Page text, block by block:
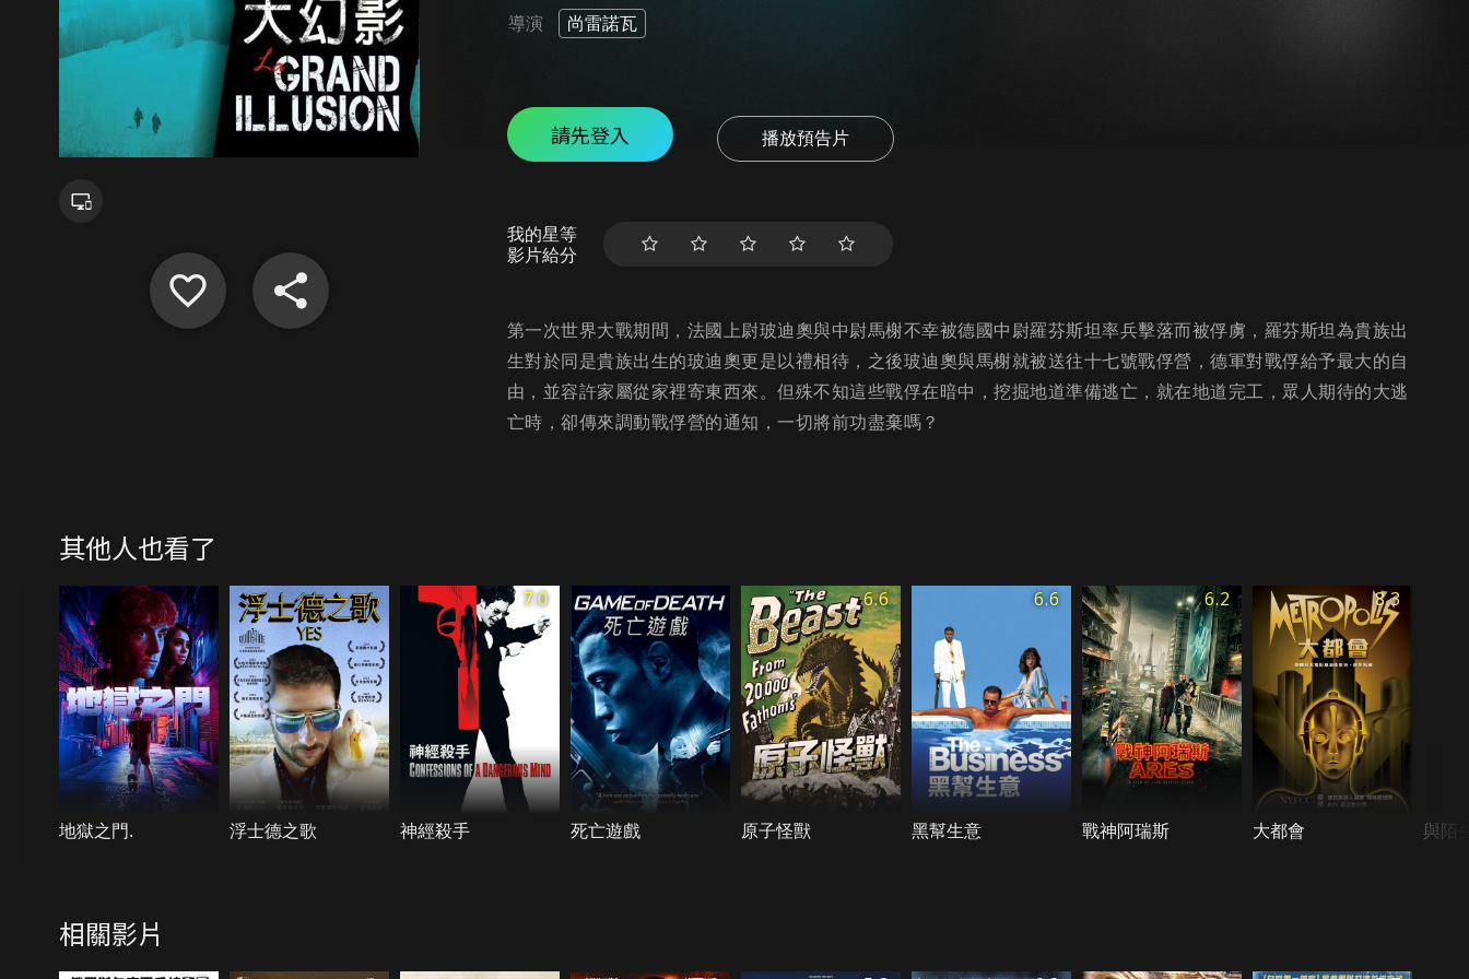
導演 尚雷諾瓦
請先登入 播放預告片
我的星等
影片給分
第一次世界大戰期間，法國上尉玻迪奧與中尉馬榭不幸被德國中尉羅芬斯坦率兵擊落而被俘虜，羅芬斯坦為貴族出
生對於同是貴族出生的玻迪奧更是以禮相待，之後玻迪奧與馬榭就被送往十七號戰俘營，德軍對戰俘給予最大的自
由，並容許家屬從家裡寄東西來。但殊不知這些戰俘在暗中，挖掘地道準備逃亡，就在地道完工，眾人期待的大逃
亡時，卻傳來調動戰俘營的通知，一切將前功盡棄嗎？
其他人也看了
地獄之門. 浮士德之歌
7.0
神經殺手 死亡遊戲
6.6
原子怪獸
6.6
黑幫生意
6.2
戰神阿瑞斯
8.3
大都會 與陌
相關影片